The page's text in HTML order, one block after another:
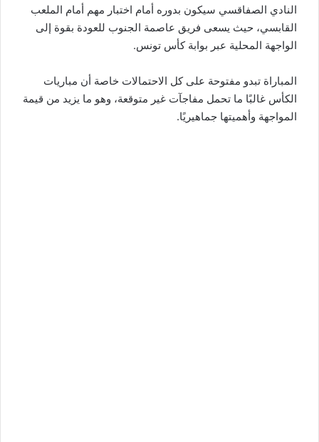
النادي الصفاقسي سيكون بدوره أمام اختبار مهم أمام الملعب
القابسي، حيث يسعى فريق عاصمة الجنوب للعودة بقوة إلى
الواجهة المحلية عبر بوابة كأس تونس.
المباراة تبدو مفتوحة على كل الاحتمالات خاصة أن مباريات
الكأس غالبًا ما تحمل مفاجآت غير متوقعة، وهو ما يزيد من قيمة
المواجهة وأهميتها جماهيريًا.